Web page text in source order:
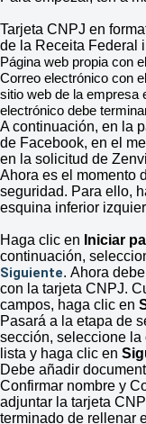
Tarjeta CNPJ en
de la Receita Federal
Página web propia con
Correo electrónico con
sitio web de la empresa
electrónico debe
A continuación, en la
de Facebook, en el
en la solicitud de
Ahora es el momento
seguridad. Para ello,
esquina inferior
Haga clic en Iniciar
continuación,
Siguiente. Ahora
con la tarjeta CNPJ.
campos, haga clic en
Pasará a la etapa de
sección, seleccione
lista y haga clic en
Debe añadir
Confirmar nombre y
adjuntar la tarjeta
terminado de rellenar